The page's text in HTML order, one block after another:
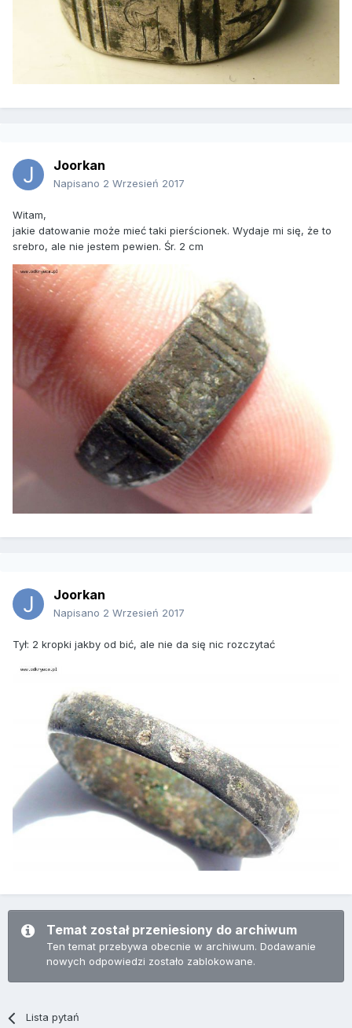
Joorkan
Napisano 2 Wrzesień 2017
Witam,
jakie datowanie może mieć taki pierścionek. Wydaje mi się, że to
srebro, ale nie jestem pewien. Śr. 2 cm
Joorkan
Napisano 2 Wrzesień 2017
Tył: 2 kropki jakby od bić, ale nie da się nic rozczytać
Temat został przeniesiony do archiwum
Ten temat przebywa obecnie w archiwum. Dodawanie
nowych odpowiedzi zostało zablokowane.
Lista pytań